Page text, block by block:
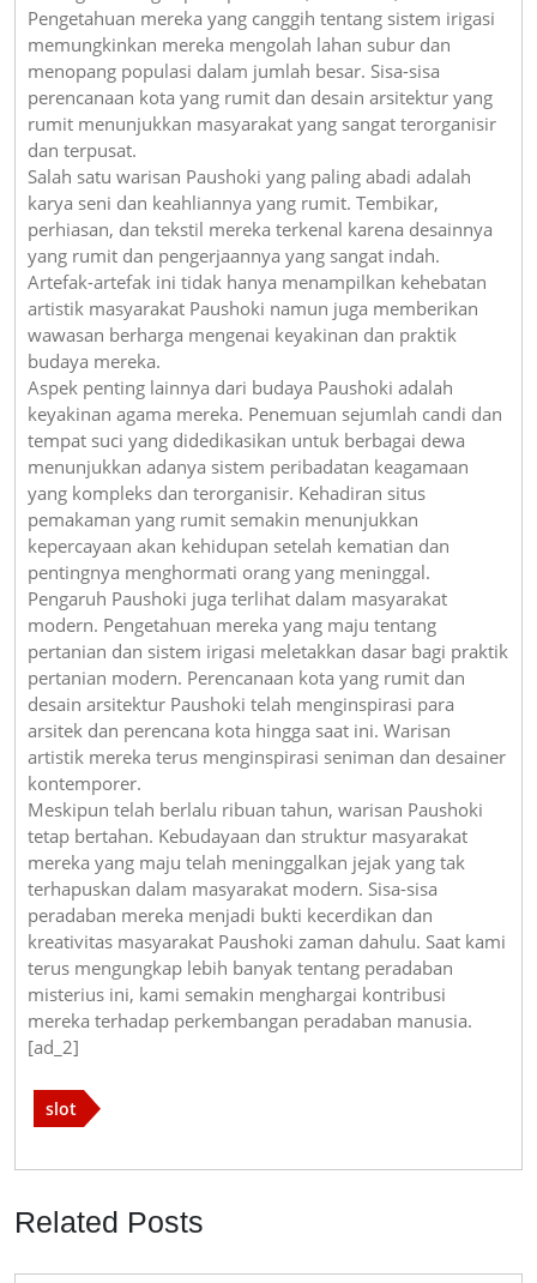
Pengetahuan mereka yang canggih tentang sistem irigasi
memungkinkan mereka mengolah lahan subur dan
menopang populasi dalam jumlah besar. Sisa-sisa
perencanaan kota yang rumit dan desain arsitektur yang
rumit menunjukkan masyarakat yang sangat terorganisir
dan terpusat.
Salah satu warisan Paushoki yang paling abadi adalah
karya seni dan keahliannya yang rumit. Tembikar,
perhiasan, dan tekstil mereka terkenal karena desainnya
yang rumit dan pengerjaannya yang sangat indah.
Artefak-artefak ini tidak hanya menampilkan kehebatan
artistik masyarakat Paushoki namun juga memberikan
wawasan berharga mengenai keyakinan dan praktik
budaya mereka.
Aspek penting lainnya dari budaya Paushoki adalah
keyakinan agama mereka. Penemuan sejumlah candi dan
tempat suci yang didedikasikan untuk berbagai dewa
menunjukkan adanya sistem peribadatan keagamaan
yang kompleks dan terorganisir. Kehadiran situs
pemakaman yang rumit semakin menunjukkan
kepercayaan akan kehidupan setelah kematian dan
pentingnya menghormati orang yang meninggal.
Pengaruh Paushoki juga terlihat dalam masyarakat
modern. Pengetahuan mereka yang maju tentang
pertanian dan sistem irigasi meletakkan dasar bagi praktik
pertanian modern. Perencanaan kota yang rumit dan
desain arsitektur Paushoki telah menginspirasi para
arsitek dan perencana kota hingga saat ini. Warisan
artistik mereka terus menginspirasi seniman dan desainer
kontemporer.
Meskipun telah berlalu ribuan tahun, warisan Paushoki
tetap bertahan. Kebudayaan dan struktur masyarakat
mereka yang maju telah meninggalkan jejak yang tak
terhapuskan dalam masyarakat modern. Sisa-sisa
peradaban mereka menjadi bukti kecerdikan dan
kreativitas masyarakat Paushoki zaman dahulu. Saat kami
terus mengungkap lebih banyak tentang peradaban
misterius ini, kami semakin menghargai kontribusi
mereka terhadap perkembangan peradaban manusia.
[ad_2]
slot
Related Posts